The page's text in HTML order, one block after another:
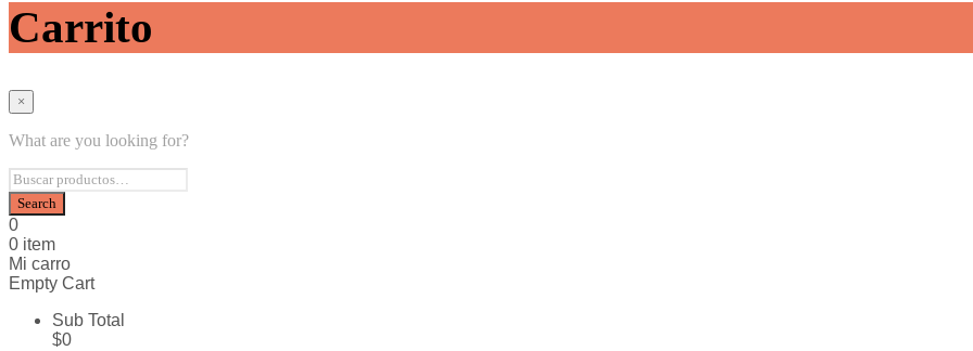
Termos & Carimañolas
Oficina & Hogar
Regalos Sopresa
Contacto
Carrito
×
What are you looking for?
0
0 item
Mi carro
Empty Cart
Sub Total
$0